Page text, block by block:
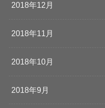
2018年12月
2018年11月
2018年10月
2018年9月